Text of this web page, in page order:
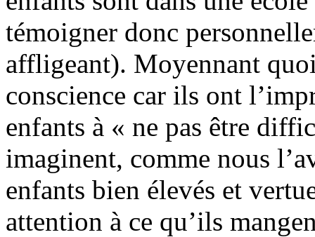
témoigner donc
affligeant). Moyennant
conscience car ils ont
enfants à « ne pas être
imaginent, comme nous
enfants bien élevés et
attention à ce qu’ils